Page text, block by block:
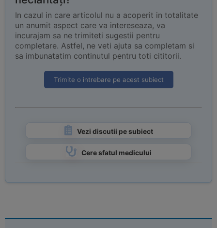
In cazul in care articolul nu a acoperit in totalitate
un anumit aspect care va intereseaza, va
incurajam sa ne trimiteti sugestii pentru
completare. Astfel, ne veti ajuta sa completam si
sa imbunatatim continutul pentru toti cititorii.
Trimite o intrebare pe acest subiect
Vezi discutii pe subiect
Cere sfatul medicului